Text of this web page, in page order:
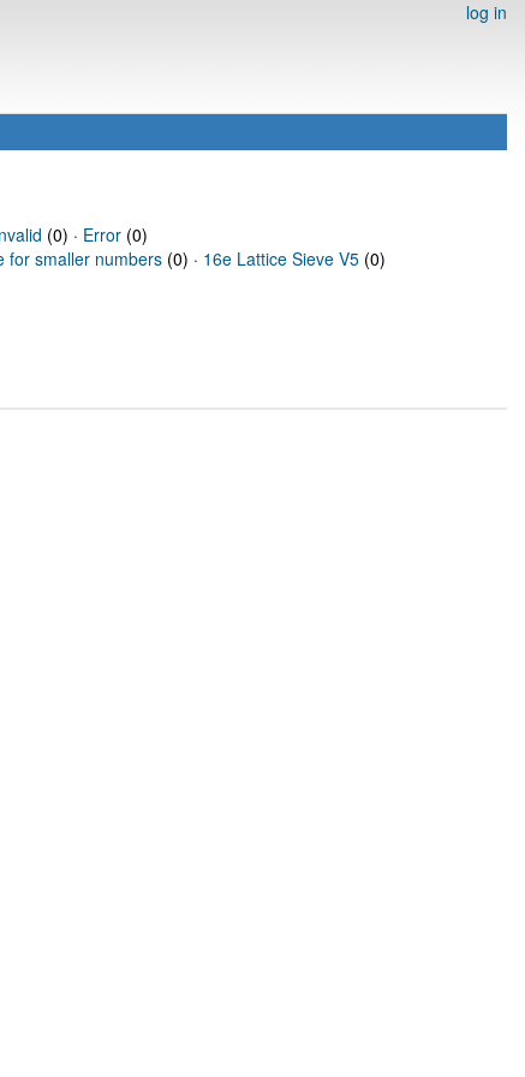
log in
(0) · Error(0)
for smaller numbers (0) · 16e Lattice Sieve V5 (0)